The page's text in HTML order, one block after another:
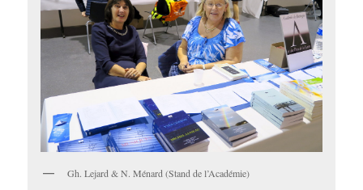
Gh. Lejard & N. Ménard (Stand de l’Académie)